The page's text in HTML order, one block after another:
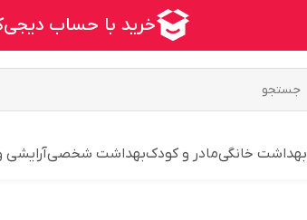
بهداشت خانگیمادر و کودکبهداشت شخصی